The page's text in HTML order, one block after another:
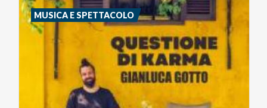
MUSICA E SPETTACOLO